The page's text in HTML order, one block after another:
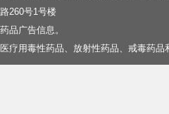
260号1号楼
品广告信息。
疗用毒性药品、放射性药品、戒毒药